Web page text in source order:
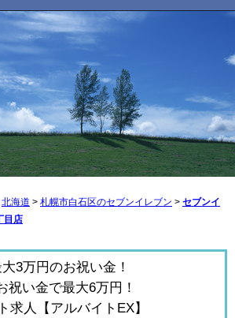
北海道 > 札幌市白石区のセブンイレブン > セブンイ
目店
3万円のお祝い金！
祝い金で最大6万円！
求人【アルバイトEX】